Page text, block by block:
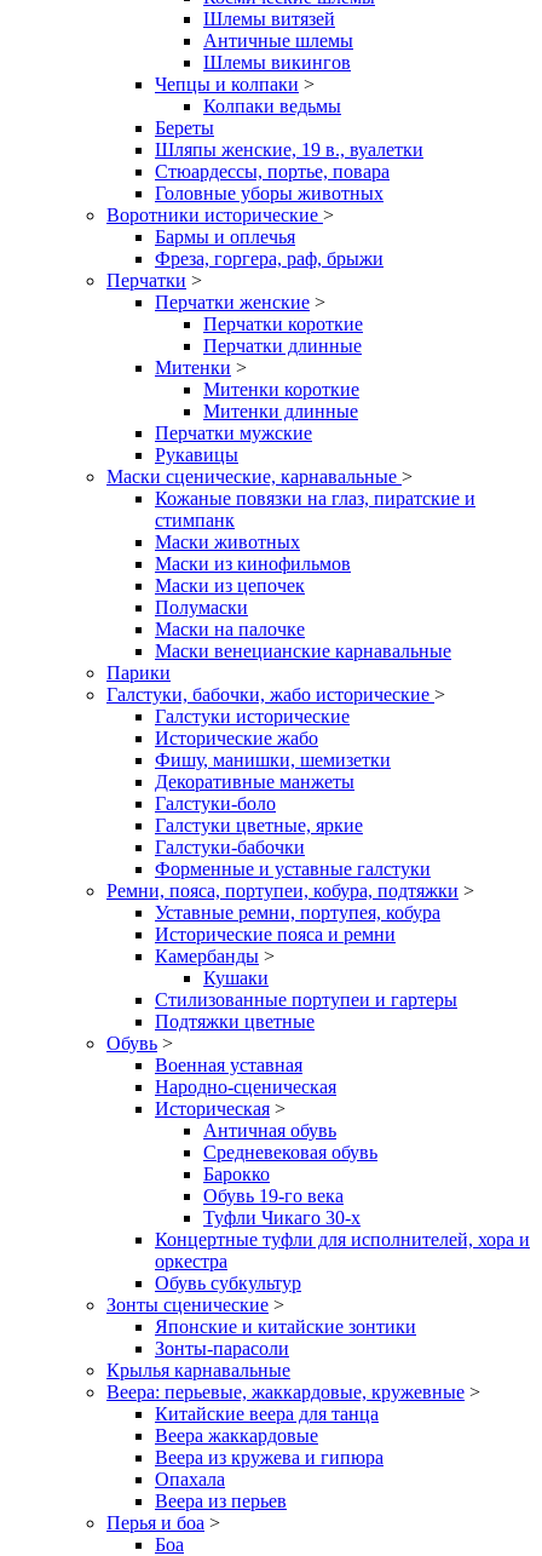
Шлемы витязей
Античные шлемы
Шлемы викингов
Чепцы и колпаки >
Колпаки ведьмы
Береты
Шляпы женские, 19 в., вуалетки
Стюардессы, портье, повара
Головные уборы животных
Воротники исторические >
Бармы и оплечья
Фреза, горгера, раф, брыжи
Перчатки >
Перчатки женские >
Перчатки короткие
Перчатки длинные
Митенки >
Митенки короткие
Митенки длинные
Перчатки мужские
Рукавицы
Маски сценические, карнавальные >
Кожаные повязки на глаз, пиратские и
стимпанк
Маски животных
Маски из кинофильмов
Маски из цепочек
Полумаски
Маски на палочке
Маски венецианские карнавальные
Парики
Галстуки, бабочки, жабо исторические >
Галстуки исторические
Исторические жабо
Фишу, манишки, шемизетки
Декоративные манжеты
Галстуки-боло
Галстуки цветные, яркие
Галстуки-бабочки
Форменные и уставные галстуки
Ремни, пояса, портупеи, кобура, подтяжки >
Уставные ремни, портупея, кобура
Исторические пояса и ремни
Камербанды >
Кушаки
Стилизованные портупеи и гартеры
Подтяжки цветные
Обувь >
Военная уставная
Народно-сценическая
Историческая >
Античная обувь
Средневековая обувь
Барокко
Обувь 19-го века
Туфли Чикаго 30-х
Концертные туфли для исполнителей, хора и
оркестра
Обувь субкультур
Зонты сценические >
Японские и китайские зонтики
Зонты-парасоли
Крылья карнавальные
Веера: перьевые, жаккардовые, кружевные >
Китайские веера для танца
Веера жаккардовые
Веера из кружева и гипюра
Опахала
Веера из перьев
Перья и боа >
Боа